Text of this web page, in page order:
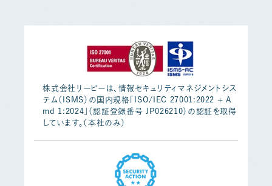
株式会社リーピーは、情報セキュリティマネジメントシス
テム（ISMS）の国内規格「ISO/IEC 27001:2022 + A
md 1:2024」（認証登録番号 JP026210）の認証を取得
しています。（本社のみ）